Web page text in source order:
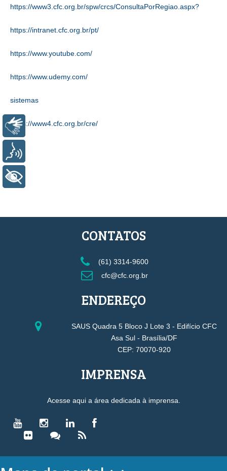
https://www3.cfc.org.br/spw/crcs/ConsultaPorRegiao.aspx?
https://intranet.cfc.org.br/pt/
https://www.youtube.com/
https://www.udemy.com/
sistemas
https://www4.cfc.org.br/cre/
CONTATOS
(61) 3314-9600
cfc@cfc.org.br
ENDEREÇO
SAUS Quadra 5 Bloco J Lote 3 - Edifício CFC
Asa Sul - Brasília/DF
CEP: 70070-920
IMPRENSA
Acesse aqui a área dedicada à imprensa.
Libras